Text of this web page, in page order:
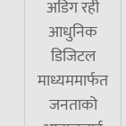
अडिग रही
आधुनिक
डिजिटल
माध्यममार्फत
जनताको